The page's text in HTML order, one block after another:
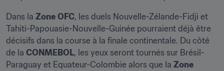
Dans la Zone OFC, les duels Nouvelle-Zélande-Fidji et
Tahiti-Papouasie-Nouvelle-Guinée pourraient déjà être
décisifs dans la course à la finale continentale. Du côté
de la CONMEBOL, les yeux seront tournés sur Brésil-
Paraguay et Equateur-Colombie alors que la Zone